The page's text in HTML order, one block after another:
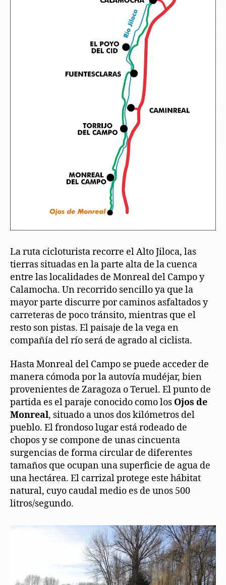
La ruta cicloturista recorre el Alto Jiloca, las
tierras situadas en la parte alta de la cuenca
entre las localidades de Monreal del Campo y
Calamocha. Un recorrido sencillo ya que la
mayor parte discurre por caminos asfaltados y
carreteras de poco tránsito, mientras que el
resto son pistas. El paisaje de la vega en
compañía del río será de agrado al ciclista.
Hasta Monreal del Campo se puede acceder de
manera cómoda por la autovía mudéjar, bien
provenientes de Zaragoza o Teruel. El punto de
partida es el paraje conocido como los Ojos de
Monreal, situado a unos dos kilómetros del
pueblo. El frondoso lugar está rodeado de
chopos y se compone de unas cincuenta
surgencias de forma circular de diferentes
tamaños que ocupan una superficie de agua de
una hectárea. El carrizal protege este hábitat
natural, cuyo caudal medio es de unos 500
litros/segundo.